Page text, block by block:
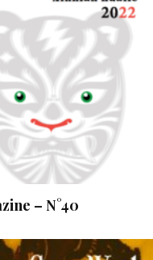
– N°40